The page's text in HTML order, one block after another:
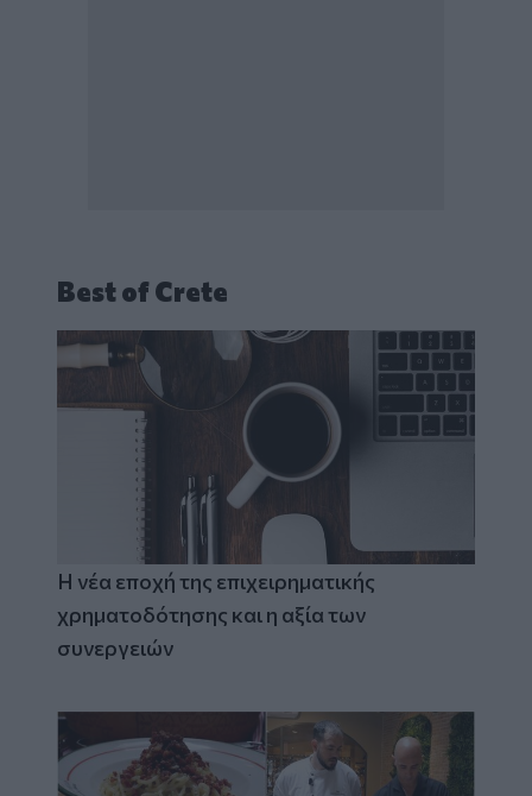
Best of Crete
Η νέα εποχή της επιχειρηματικής
χρηματοδότησης και η αξία των
συνεργειών